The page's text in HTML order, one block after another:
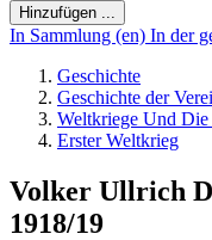
Hinzufügen ...
In Sammlung (en) In der
Geschichte
Geschichte der
Weltkriege Und
Erster Weltkrieg
Volker Ullrich
1918/19